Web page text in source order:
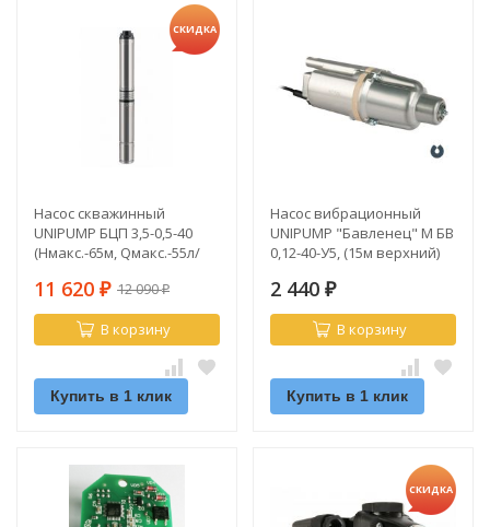
СКИДКА
Насос скважинный
UNIPUMP БЦП 3,5-0,5-40
(Hмакс.-65м, Qмакс.-55л/
11 620 ₽ 12 090₽
В корзину
Купить в 1 клик
Насос вибрационный
UNIPUMP "Бавленец" М БВ
0,12-40-У5, (15м верхний)
2 440 ₽
В корзину
Купить в 1 клик
СКИДКА